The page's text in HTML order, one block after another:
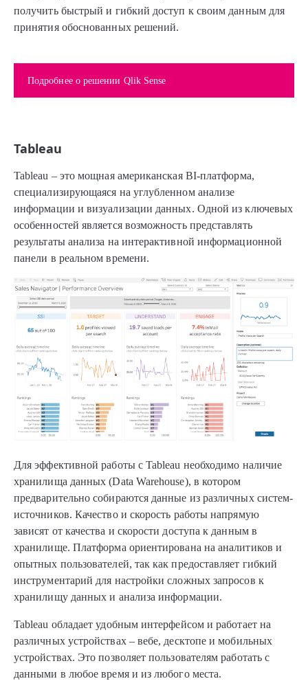
получить быстрый и гибкий доступ к своим данным для
принятия обоснованных решений.
Подробнее о решении Qlik Sense
Tableau
Tableau – это мощная американская BI-платформа,
специализирующаяся на углубленном анализе
информации и визуализации данных. Одной из ключевых
особенностей является возможность представлять
результаты анализа на интерактивной информационной
панели в реальном времени.
Для эффективной работы с Tableau необходимо наличие
хранилища данных (Data Warehouse), в котором
предварительно собираются данные из различных систем-
источников. Качество и скорость работы напрямую
зависят от качества и скорости доступа к данным в
хранилище. Платформа ориентирована на аналитиков и
опытных пользователей, так как предоставляет гибкий
инструментарий для настройки сложных запросов к
хранилищу данных и анализа информации.
Tableau обладает удобным интерфейсом и работает на
различных устройствах – вебе, десктопе и мобильных
устройствах. Это позволяет пользователям работать с
данными в любое время и из любого места.